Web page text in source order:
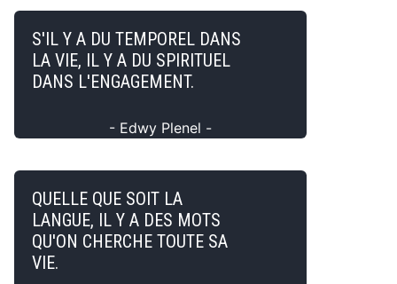
S'IL Y A DU TEMPOREL DANS
LA VIE, IL Y A DU SPIRITUEL
DANS L'ENGAGEMENT.
- Edwy Plenel -
QUELLE QUE SOIT LA
LANGUE, IL Y A DES MOTS
QU'ON CHERCHE TOUTE SA
VIE.